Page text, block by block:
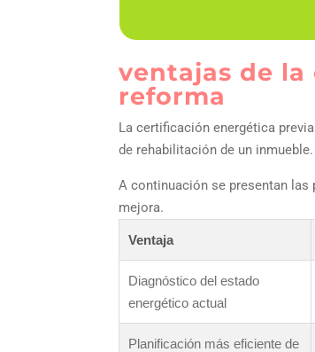
ventajas de
reforma
La certificación energética
de rehabilitación de un inmueble.
A continuación se presentan
mejora.
Ventaja
Diagnóstico del estado
energético actual
Planificación más eficiente de